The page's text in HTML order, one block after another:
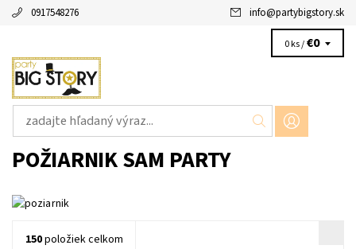
0917548276 info@partybigstory.sk
0 ks /€0
POŽIARNIK SAM PARTY
150položiek celkom